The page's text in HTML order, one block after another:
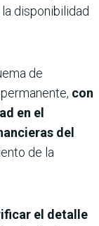
disponibilidad
de
con
en el
del
de la
el detalle